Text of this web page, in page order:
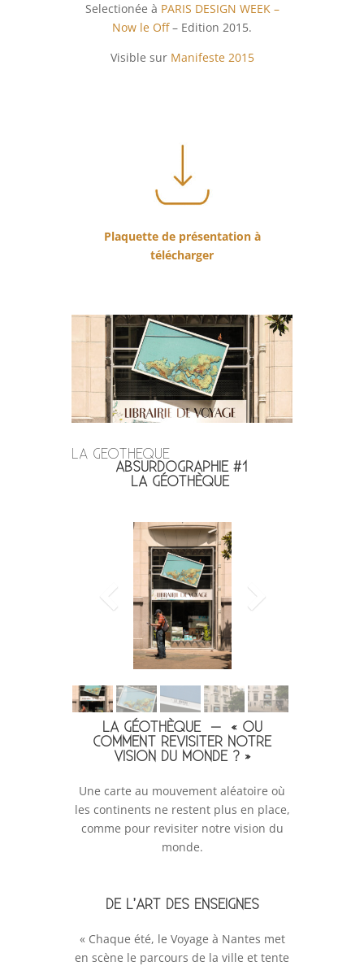
Selectionée à PARIS DESIGN WEEK –
Now le Off– Edition 2015.
Visible sur Manifeste 2015
Plaquette de présentation à
télécharger
LA GEOTHEQUE
ABSURDOGRAPHIE #1
LA GÉOTHÈQUE
LA GÉOTHÈQUE – « OU
COMMENT REVISITER NOTRE
VISION DU MONDE ? »
Une carte au mouvement aléatoire où
les continents ne restent plus en place,
comme pour revisiter notre vision du
monde.
DE L’ART DES ENSEIGNES
« Chaque été, le Voyage à Nantes met
en scène le parcours de la ville et tente